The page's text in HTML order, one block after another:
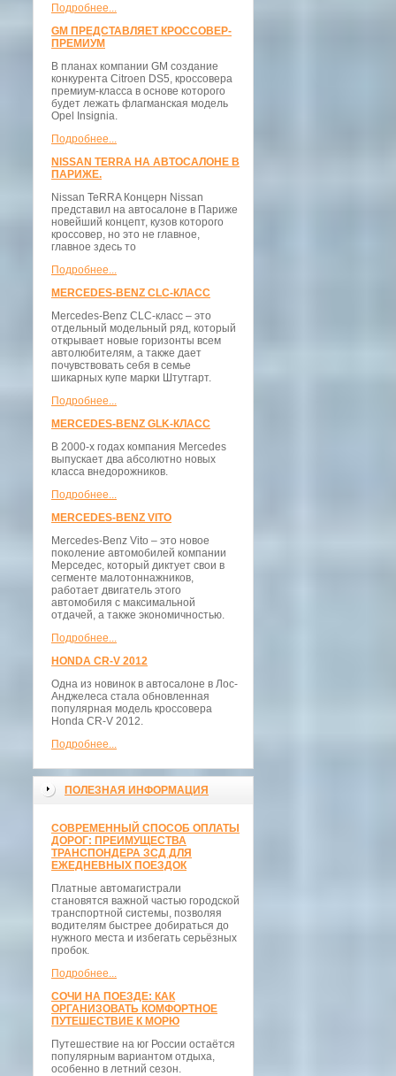
Подробнее...
GM ПРЕДСТАВЛЯЕТ КРОССОВЕР-
ПРЕМИУМ
В планах компании GM создание
конкурента Citroen DS5, кроссовера
премиум-класса в основе которого
будет лежать флагманская модель
Opel Insignia.
Подробнее...
NISSAN TERRA НА АВТОСАЛОНЕ В
ПАРИЖЕ.
Nissan TeRRA Концерн Nissan
представил на автосалоне в Париже
новейший концепт, кузов которого
кроссовер, но это не главное,
главное здесь то
Подробнее...
MERCEDES-BENZ CLC-КЛАСС
Mercedes-Benz CLC-класс – это
отдельный модельный ряд, который
открывает новые горизонты всем
автолюбителям, а также дает
почувствовать себя в семье
шикарных купе марки Штутгарт.
Подробнее...
MERCEDES-BENZ GLK-КЛАСС
В 2000-х годах компания Mercedes
выпускает два абсолютно новых
класса внедорожников.
Подробнее...
MERCEDES-BENZ VITO
Mercedes-Benz Vito – это новое
поколение автомобилей компании
Мерседес, который диктует свои в
сегменте малотоннажников,
работает двигатель этого
автомобиля с максимальной
отдачей, а также экономичностью.
Подробнее...
HONDA CR-V 2012
Одна из новинок в автосалоне в Лос-
Анджелеса стала обновленная
популярная модель кроссовера
Honda CR-V 2012.
Подробнее...
ПОЛЕЗНАЯ ИНФОРМАЦИЯ
СОВРЕМЕННЫЙ СПОСОБ ОПЛАТЫ
ДОРОГ: ПРЕИМУЩЕСТВА
ТРАНСПОНДЕРА ЗСД ДЛЯ
ЕЖЕДНЕВНЫХ ПОЕЗДОК
Платные автомагистрали
становятся важной частью городской
транспортной системы, позволяя
водителям быстрее добираться до
нужного места и избегать серьёзных
пробок.
Подробнее...
СОЧИ НА ПОЕЗДЕ: КАК
ОРГАНИЗОВАТЬ КОМФОРТНОЕ
ПУТЕШЕСТВИЕ К МОРЮ
Путешествие на юг России остаётся
популярным вариантом отдыха,
особенно в летний сезон.